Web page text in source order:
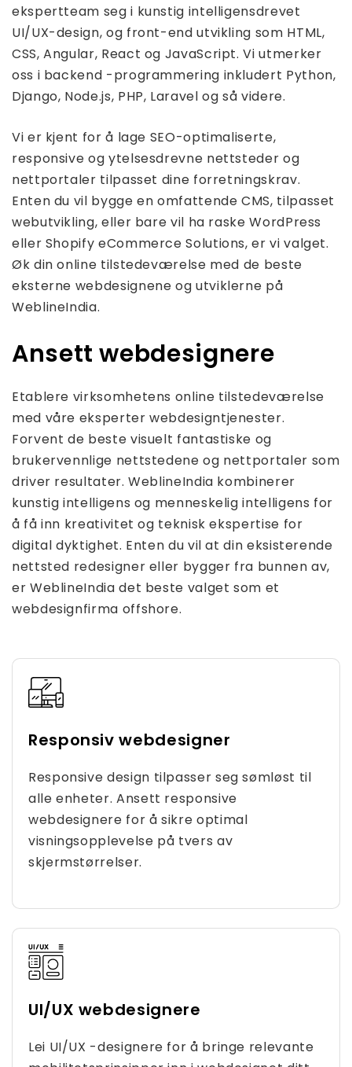
ekspertteam seg i kunstig intelligensdrevet
UI/UX-design, og front-end utvikling som HTML,
CSS, Angular, React og JavaScript. Vi utmerker
oss i backend -programmering inkludert Python,
Django, Node.js, PHP, Laravel og så videre.
Vi er kjent for å lage SEO-optimaliserte,
responsive og ytelsesdrevne nettsteder og
nettportaler tilpasset dine forretningskrav.
Enten du vil bygge en omfattende CMS, tilpasset
webutvikling, eller bare vil ha raske WordPress
eller Shopify eCommerce Solutions, er vi valget.
Øk din online tilstedeværelse med de beste
eksterne webdesignene og utviklerne på
WeblineIndia.
Ansett webdesignere
Etablere virksomhetens online tilstedeværelse
med våre eksperter webdesigntjenester.
Forvent de beste visuelt fantastiske og
brukervennlige nettstedene og nettportaler som
driver resultater. WeblineIndia kombinerer
kunstig intelligens og menneskelig intelligens for
å få inn kreativitet og teknisk ekspertise for
digital dyktighet. Enten du vil at din eksisterende
nettsted redesigner eller bygger fra bunnen av,
er WeblineIndia det beste valget som et
webdesignfirma offshore.
Responsiv webdesigner
Responsive design tilpasser seg sømløst til
alle enheter. Ansett responsive
webdesignere for å sikre optimal
visningsopplevelse på tvers av
skjermstørrelser.
UI/UX webdesignere
Lei UI/UX -designere for å bringe relevante